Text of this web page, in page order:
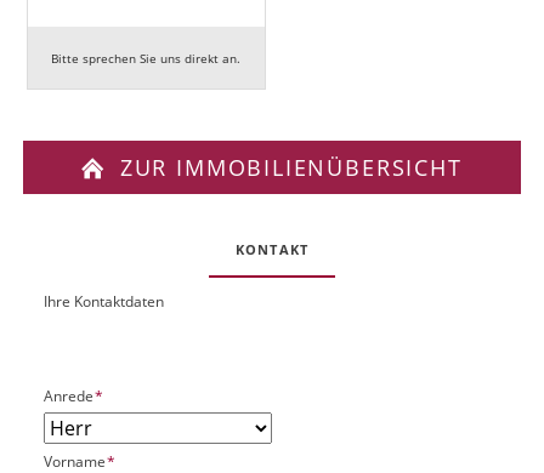
Bitte sprechen Sie uns direkt an.
ZUR IMMOBILIENÜBERSICHT
KONTAKT
O
k
P
UIhre Kontaktdaten
P
f
l
i
Anrede*
P
Vorname*